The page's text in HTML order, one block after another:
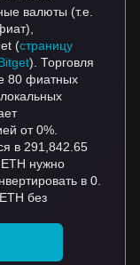
валюты (т.е.
(страницу
). Торговля
80 фиатных
от 0%.
в 291,842.65
ETH нужно
в 0.
без